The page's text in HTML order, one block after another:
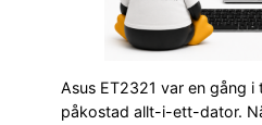
Asus ET2321 var en gång i
påkostad allt-i-ett-dator.